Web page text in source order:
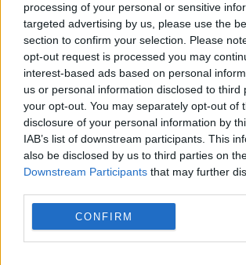
processing of your personal or sensitive
targeted advertising by us, please use the
section to confirm your selection. Please
opt-out request is processed you may
interest-based ads based on personal
us or personal information disclosed to third
your opt-out. You may separately opt-out of
disclosure of your personal information by
IAB’s list of downstream participants. This
also be disclosed by us to third parties on
Downstream Participants that may further
CONFIRM
Depuis plus de deux mois. Avant
17 ans avec une femme avec qui
enfants. On s’est séparés. Je
retrouvé sans domicile, j’ai
temps en squat. À un moment,
dit « stop la galère, il faut
entendu parler du CHRS Les
fait les démarches pour
logement et ils m’ont accueilli.
Comment avez-vous connu